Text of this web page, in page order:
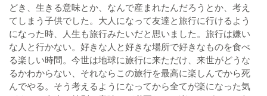
どき、生きる意味とか、なんで産まれたんだろうとか、考え
てしまう子供でした。大人になって友達と旅行に行けるよう
になった時、人生も旅行みたいだと思いました。旅行は嫌い
な人と行かない。好きな人と好きな場所で好きなものを食べ
る楽しい時間。今世は地球に旅行に来ただけ、来世がどうな
るかわからない、それならこの旅行を最高に楽しんでから死
んでやる。そう考えるようになってから全てが楽になった気